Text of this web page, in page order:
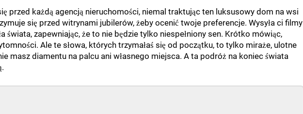
przed każdą agencją nieruchomości, niemal traktując ten luksusowy dom na wsi
się przed witrynami jubilerów, żeby ocenić twoje preferencje. Wysyła ci filmy
świata, zapewniając, że to nie będzie tylko niespełniony sen. Krótko mówiąc,
Ale te słowa, których trzymałaś się od początku, to tylko miraże, ulotne
masz diamentu na palcu ani własnego miejsca. A ta podróż na koniec świata